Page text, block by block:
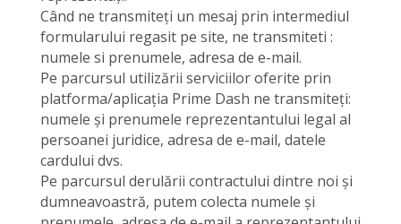
Când ne transmiteți un mesaj prin intermediul
formularului regasit pe site, ne transmiteti :
numele si prenumele, adresa de e-mail.
Pe parcursul utilizării serviciilor oferite prin
platforma/aplicația Prime Dash ne transmiteți:
numele și prenumele reprezentantului legal al
persoanei juridice, adresa de e-mail, datele
cardului dvs.
Pe parcursul derulării contractului dintre noi și
dumneavoastră, putem colecta numele și